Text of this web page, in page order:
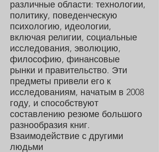
различные области: технологии,
политику, поведенческую
психологию, идеологии,
включая религии, социальные
исследования, эволюцию,
философию, финансовые
рынки и правительство. Эти
предметы привели его к
исследованиям, начатым в 2008
году, и способствуют
составлению резюме большого
разнообразия книг.
Взаимодействие с другими
людьми